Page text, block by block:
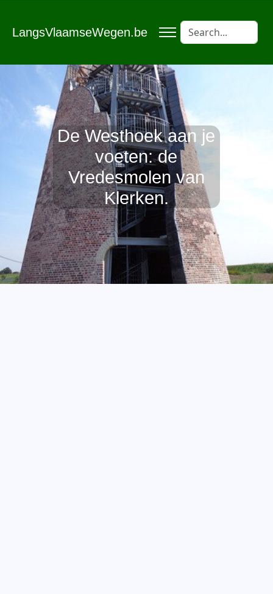
LangsVlaamseWegen.be
De Westhoek aan je
voeten: de
Vredesmolen van
Klerken.